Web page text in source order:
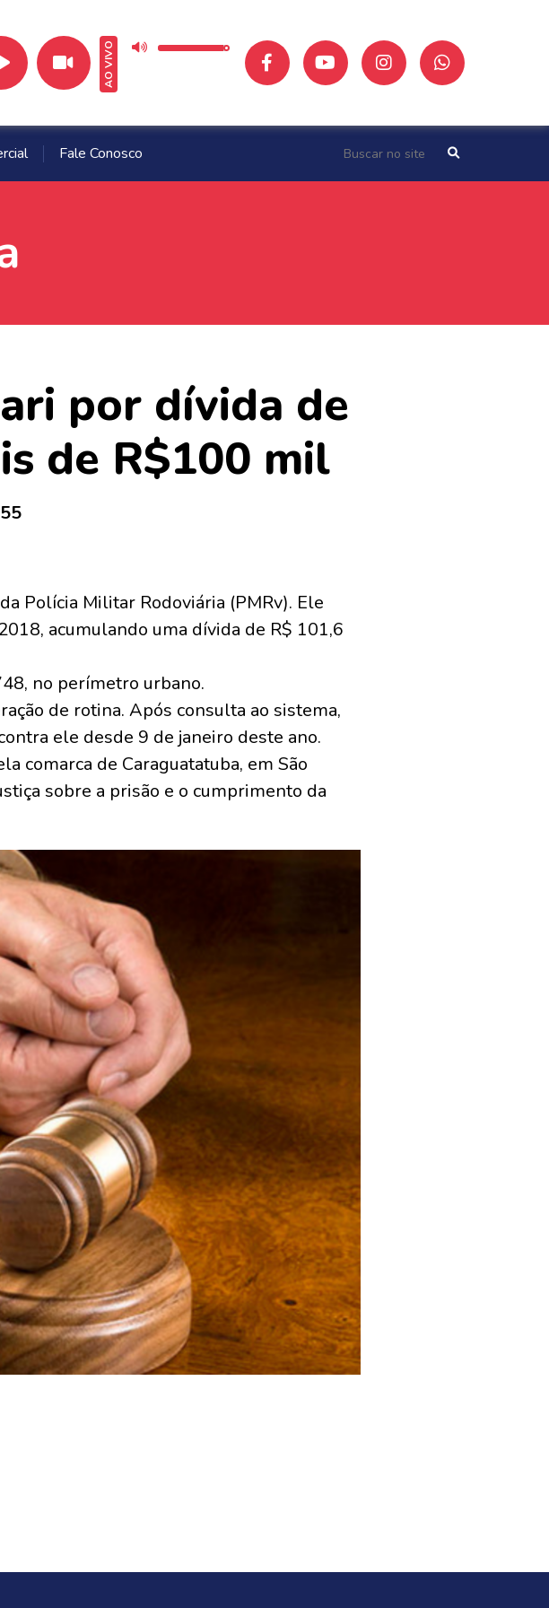
AO VIVO
Fale Conosco
por dívida de
de R$100 mil
Polícia Militar Rodoviária (PMRv). Ele
acumulando uma dívida de R$ 101,6
no perímetro urbano.
de rotina. Após consulta ao sistema,
ele desde 9 de janeiro deste ano.
comarca de Caraguatatuba, em São
sobre a prisão e o cumprimento da